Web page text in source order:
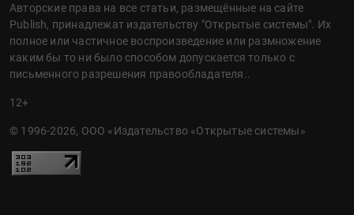
Авторские права на все статьи, размещённые на сайте
Publish, принадлежат издательству "Открытые системы". Их
полное или частичное воспроизведение или размножение
каким бы то ни было способом допускается только с
письменного разрешения правообладателя..
12+
© 1996-2026, ООО «Издательство «Открытые системы»